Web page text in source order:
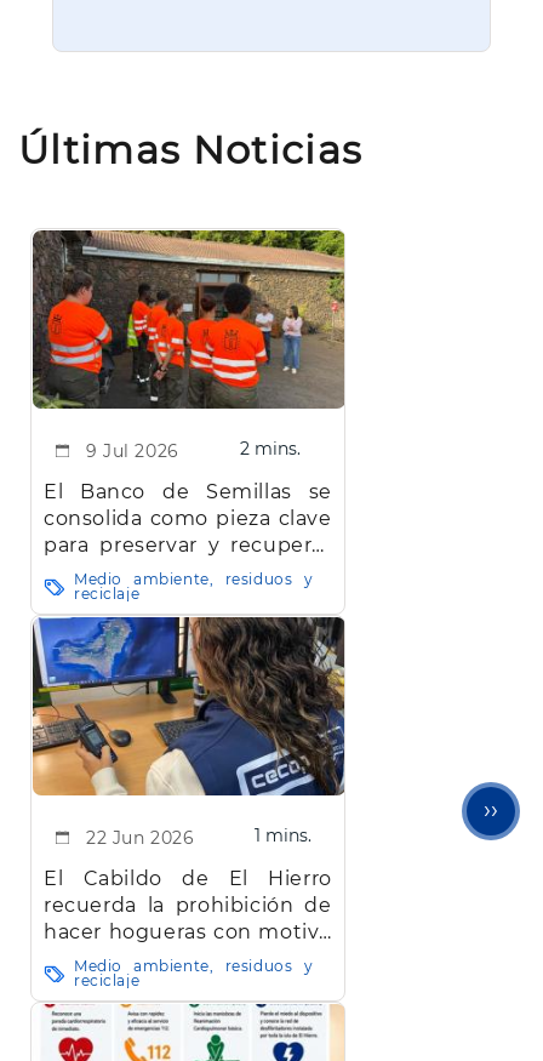
Últimas Noticias
9 Jul 2026 2 mins.
El Banco de Semillas se
consolida como pieza clave
para preservar y recuperar
la biodiversidad de El
Hierro
Medio ambiente, residuos y
reciclaje
22 Jun 2026 1 mins.
El Cabildo de El Hierro
recuerda la prohibición de
hacer hogueras con motivo
de la festividad de San
Juan
Medio ambiente, residuos y
reciclaje
››